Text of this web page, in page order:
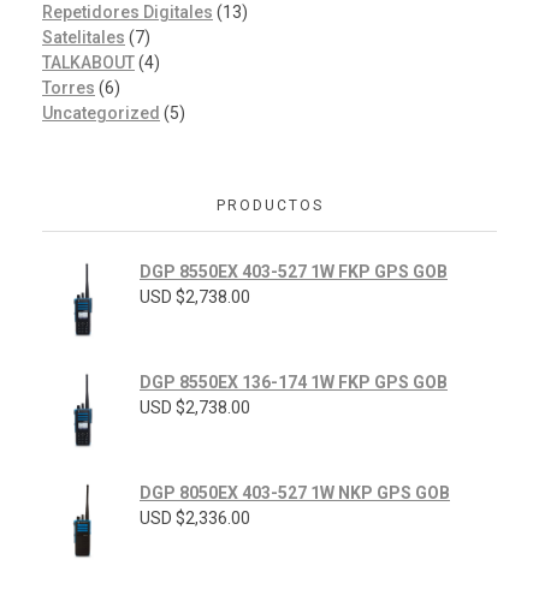
Repetidores Digitales (13)
Satelitales (7)
TALKABOUT(4)
Torres (6)
Uncategorized (5)
PRODUCTOS
DGP 8550EX 403-527 1W FKP GPS GOB
USD $2,738.00
DGP 8550EX 136-174 1W FKP GPS GOB
USD $2,738.00
DGP 8050EX 403-527 1W NKP GPS GOB
USD $2,336.00